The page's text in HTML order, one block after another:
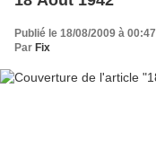
Publié le 18/08/2009 à 00:47
Par Fix